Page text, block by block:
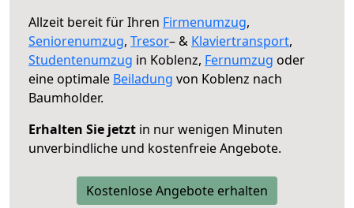
Allzeit bereit für Ihren Firmenumzug,
Seniorenumzug, Tresor– & Klaviertransport,
Studentenumzug in Koblenz, Fernumzug oder
eine optimale Beiladung von Koblenz nach
Baumholder.
Erhalten Sie jetzt in nur wenigen Minuten
unverbindliche und kostenfreie Angebote.
Kostenlose Angebote erhalten